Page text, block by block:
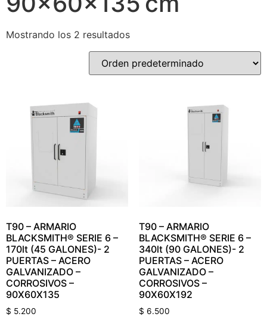
Mostrando los 2 resultados
T90 – ARMARIO
BLACKSMITH® SERIE 6 –
170lt (45 GALONES)- 2
PUERTAS – ACERO
GALVANIZADO –
CORROSIVOS –
90X60X135
$ 5.200
T90 – ARMARIO
BLACKSMITH® SERIE 6 –
340lt (90 GALONES)- 2
PUERTAS – ACERO
GALVANIZADO –
CORROSIVOS –
90X60X192
$ 6.500